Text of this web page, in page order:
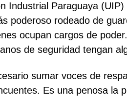
Industrial Paraguaya
poderoso rodeado de
ocupan cargos de
de seguridad tengan
sumar voces de
Es una penosa la